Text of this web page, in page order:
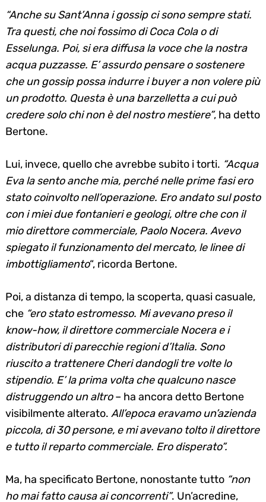
“Anche su Sant’Anna i gossip ci sono sempre stati.
Tra questi, che noi fossimo di Coca Cola o di
Esselunga. Poi, si era diffusa la voce che la nostra
acqua puzzasse. E’ assurdo pensare o sostenere
che un gossip possa indurre i buyer a non volere più
un prodotto. Questa è una barzelletta a cui può
credere solo chi non è del nostro mestiere”, ha detto
Bertone.
Lui, invece, quello che avrebbe subito i torti. “Acqua
Eva la sento anche mia, perché nelle prime fasi ero
stato coinvolto nell’operazione. Ero andato sul posto
con i miei due fontanieri e geologi, oltre che con il
mio direttore commerciale, Paolo Nocera. Avevo
spiegato il funzionamento del mercato, le linee di
imbottigliamento“, ricorda Bertone.
Poi, a distanza di tempo, la scoperta, quasi casuale,
che “ero stato estromesso. Mi avevano preso il
know-how, il direttore commerciale Nocera e i
distributori di parecchie regioni d’Italia. Sono
riuscito a trattenere Cheri dandogli tre volte lo
stipendio. E’ la prima volta che qualcuno nasce
distruggendo un altro– ha ancora detto Bertone
visibilmente alterato. All’epoca eravamo un’azienda
piccola, di 30 persone, e mi avevano tolto il direttore
e tutto il reparto commerciale. Ero disperato”.
Ma, ha specificato Bertone, nonostante tutto “non
ho mai fatto causa ai concorrenti”. Un’acredine,
Search